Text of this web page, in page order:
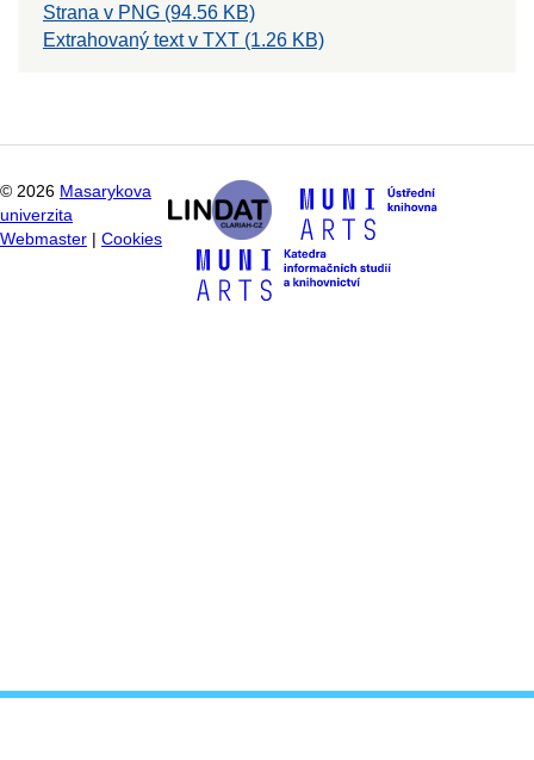
Strana v PNG (94.56 KB)
Extrahovaný text v TXT (1.26 KB)
© 2026 Masarykova
univerzita
Webmaster
Cookies